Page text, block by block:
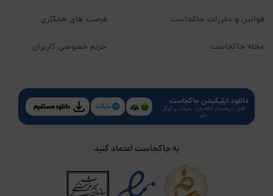
قوانین و مقررات جاکجاست
مجله جاکجاست
فرصت های همکاری
حریم خصوصی کاربران
دانلود اپلیکیشن جاکجاست
قابل دریافت از کافه بازار، مایکت و گوگل
پلی
به جاکجاست اعتماد کنید